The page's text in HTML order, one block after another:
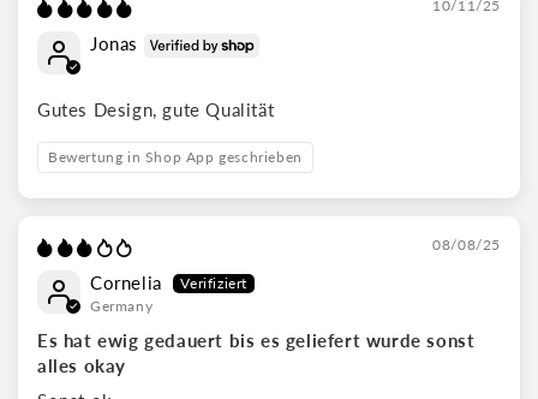
10/11/25
Jonas
Gutes Design, gute Qualität
Bewertung in Shop App geschrieben
08/08/25
Cornelia
Germany
Es hat ewig gedauert bis es geliefert wurde sonst
alles okay